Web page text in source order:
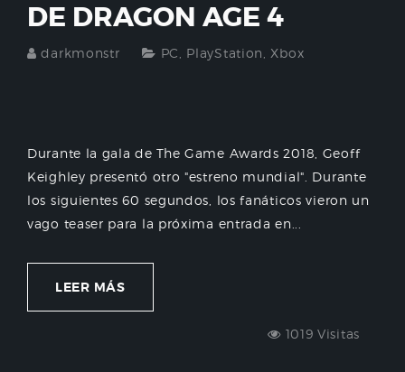
DE DRAGON AGE 4
darkmonstr PC PlayStation Xbox
Durante la gala de The Game Awards 2018, Geoff
Keighley presentó otro "estreno mundial". Durante
los siguientes 60 segundos, los fanáticos vieron un
vago teaser para la próxima entrada en...
LEER MÁS
1019 Visitas